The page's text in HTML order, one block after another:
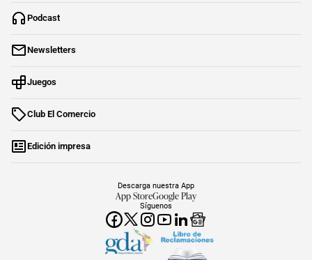
Podcast
Newsletters
Juegos
Club El Comercio
Edición impresa
Síguenos
Descarga nuestra App
App StoreGoogle Play